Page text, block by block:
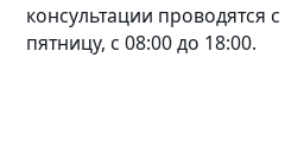
консультации проводятся
пятницу, с 08:00 до 18:00.